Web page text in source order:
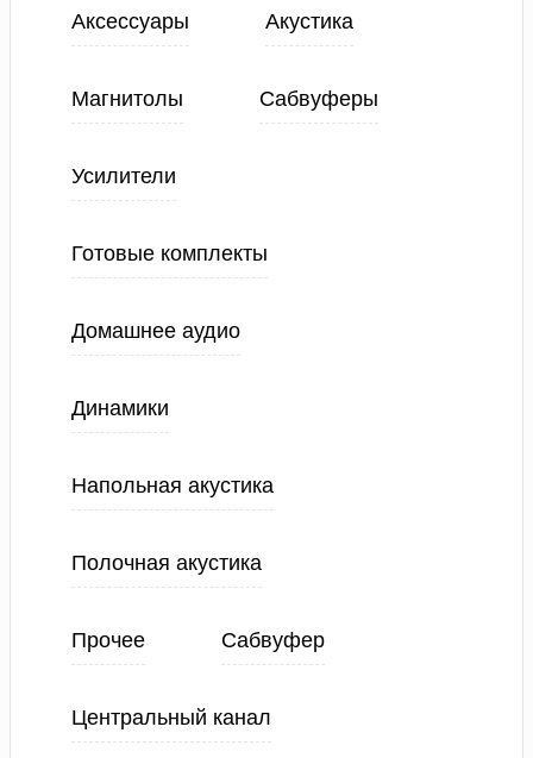
Аксессуары Акустика
Магнитолы Сабвуферы
Усилители
Готовые комплекты
Домашнее аудио
Динамики
Напольная акустика
Полочная акустика
Прочее Сабвуфер
Центральный канал